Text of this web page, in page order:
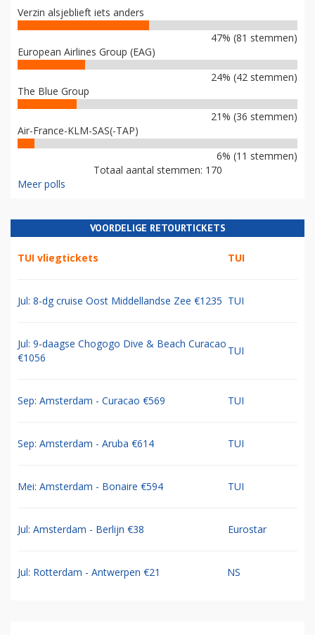
Verzin alsjeblieft iets anders
47% (81 stemmen)
European Airlines Group (EAG)
24% (42 stemmen)
The Blue Group
21% (36 stemmen)
Air-France-KLM-SAS(-TAP)
6% (11 stemmen)
Totaal aantal stemmen: 170
Meer polls
VOORDELIGE RETOURTICKETS
TUI vliegtickets TUI
Jul: 8-dg cruise Oost Middellandse Zee €1235 TUI
Jul: 9-daagse Chogogo Dive & Beach Curacao
€1056
TUI
Sep: Amsterdam - Curacao €569 TUI
Sep: Amsterdam - Aruba €614 TUI
Mei: Amsterdam - Bonaire €594 TUI
Jul: Amsterdam - Berlijn €38 Eurostar
Jul: Rotterdam - Antwerpen €21 NS